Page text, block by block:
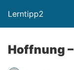
Lerntipp2
Hoffnung